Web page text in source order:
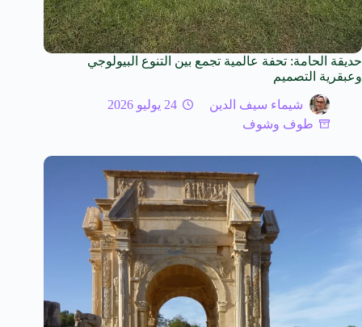
حديقة الحامة: تحفة عالمية تجمع بين التنوع البيولوجي
وعبقرية التصميم
شيماء سيف الدين
24 يوليو 2026
طوف وشوف